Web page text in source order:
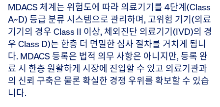
MDACS 체계는 위험도에 따라 의료기기를 4단계(Class
A~D) 등급 분류 시스템으로 관리하며, 고위험 기기(의료
기기의 경우 Class II 이상, 체외진단 의료기기(IVD)의 경
우 Class D)는 한층 더 면밀한 심사 절차를 거치게 됩니
다. MDACS 등록은 법적 의무 사항은 아니지만, 등록 완
료 시 한층 원활하게 시장에 진입할 수 있고 의료기관과
의 신뢰 구축은 물론 확실한 경쟁 우위를 확보할 수 있습
니다.